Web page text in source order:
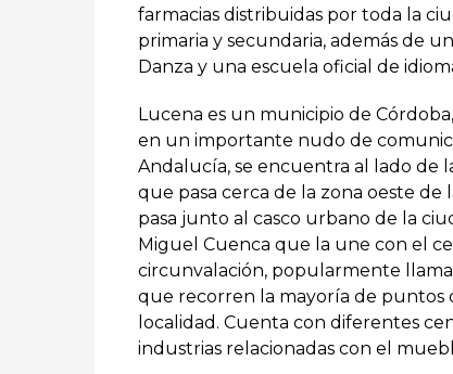
farmacias distribuidas por toda la
primaria y secundaria, además de
Danza y una escuela oficial de
Lucena es un municipio de
en un importante nudo de
Andalucía, se encuentra al lado de
que pasa cerca de la zona oeste
pasa junto al casco urbano de la
Miguel Cuenca que la une con el
circunvalación, popularmente
que recorren la mayoría de puntos
localidad. Cuenta con diferentes
industrias relacionadas con el